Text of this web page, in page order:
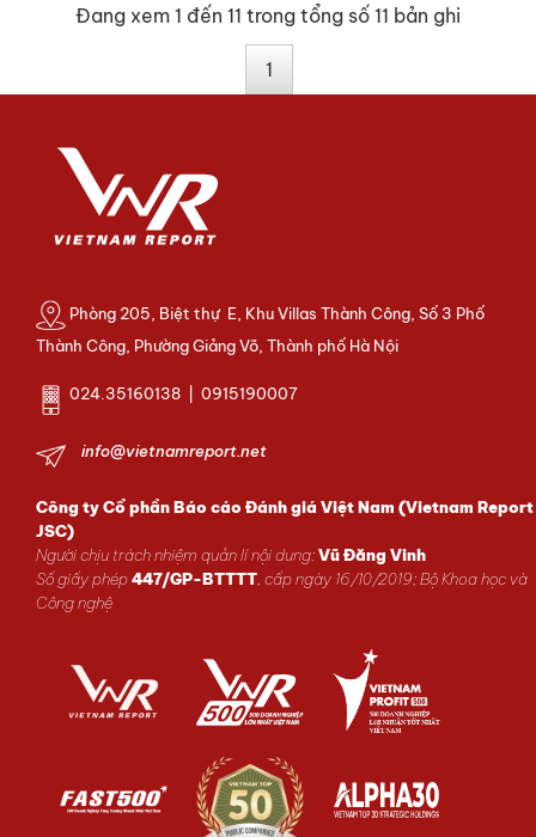
Đang xem 1 đến 11 trong tổng số 11 bản ghi
1
Phòng 205, Biệt thự E, Khu Villas Thành Công, Số 3 Phố
Thành Công, Phường Giảng Võ, Thành phố Hà Nội
024.35160138 | 0915190007
info@vietnamreport.net
Công ty Cổ phần Báo cáo Đánh giá Việt Nam (Vietnam Report
JSC)
Người chịu trách nhiệm quản lí nội dung:Vũ Đăng Vinh
Số giấy phép447/GP-BTTTT , cấp ngày 16/10/2019; Bộ Khoa học và
Công nghệ